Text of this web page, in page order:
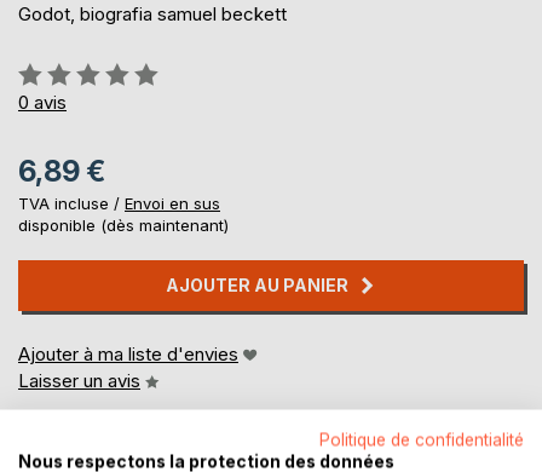
Godot, biografia samuel beckett
Évaluation:
0%
0 avis
6,89 €
TVA incluse / Envoi en sus
disponible (dès maintenant)
AJOUTER AU PANIER
Ajouter à ma liste d'envies
Laisser un avis
Politique de confidentialité
Nous respectons la protection des données